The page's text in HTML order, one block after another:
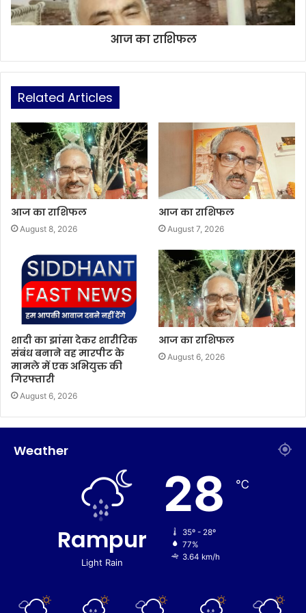
आज का राशिफल
Related Articles
आज का राशिफल
August 8, 2026
आज का राशिफल
August 7, 2026
शादी का झांसा देकर शारीरिक
संबंध बनाने वह मारपीट के
मामले में एक अभियुक्त की
गिरफ्तारी
August 6, 2026
आज का राशिफल
August 6, 2026
Weather
Rampur
Light Rain
28 ℃
35º - 28º
77%
3.64 km/h